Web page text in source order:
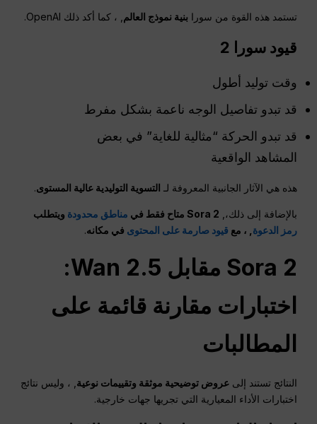
تستمد هذه القوة من سورا بنية نموذج العالم , ، كما أكد ذلك OpenAI.
قيود سورا 2
وقت توليد أطول
قد تبدو تفاصيل الوجه ناعمة بشكل مفرط
قد تبدو الحركة “مثالية للغاية” في بعض
المشاهد الواقعية
هذه هي الآثار الجانبية المعروفة لـ التسوية التوليدية عالية المستوى.
بالإضافة إلى ذلك،, Sora 2 متاح فقط في مناطق محدودة ويتطلب
رمز الدعوة , ، مع قيود صارمة على المحتوى في مكانه.
Sora 2 مقابل Wan 2.5:
اختبارات مقارنة قائمة على
المطالبات
النتائج تستند إلىعروض توضيحية موثقة وتقييمات نوعية , ، وليس نتائج
اختبارات الأداء المعيارية التي تجريها جهات خارجية.